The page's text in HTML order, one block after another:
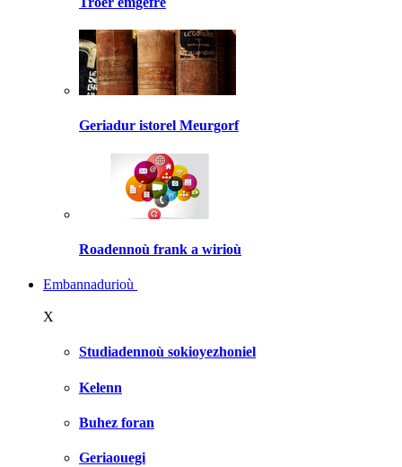
Geriadur istorel Meurgorf
Roadennoù frank a wirioù
Embannadurioù
X
Studiadennoù sokioyezhoniel
Kelenn
Buhez foran
Geriaouegi